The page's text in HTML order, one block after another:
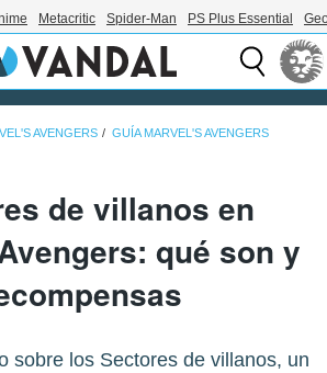
Metacritic Spider-Man PS Plus Essential
AVENGERS GUÍA MARVEL'S AVENGERS
de villanos en
qué son y
sobre los Sectores de villanos, un